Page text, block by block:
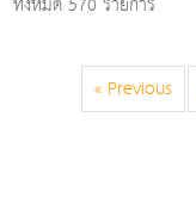
« Previous